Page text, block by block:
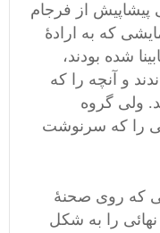
پیشاپیش از فرجام
که به ارادۀ
شده بودند،
و آنچه را که
ولی گروه
را که سرنوشت
که روی صحنۀ
را به شکل